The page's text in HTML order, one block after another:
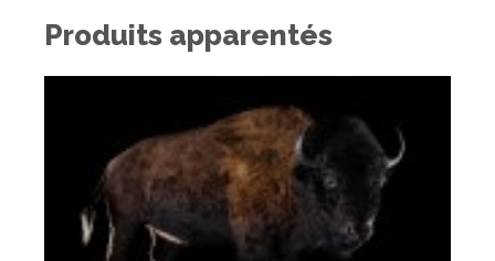
Produits apparentés